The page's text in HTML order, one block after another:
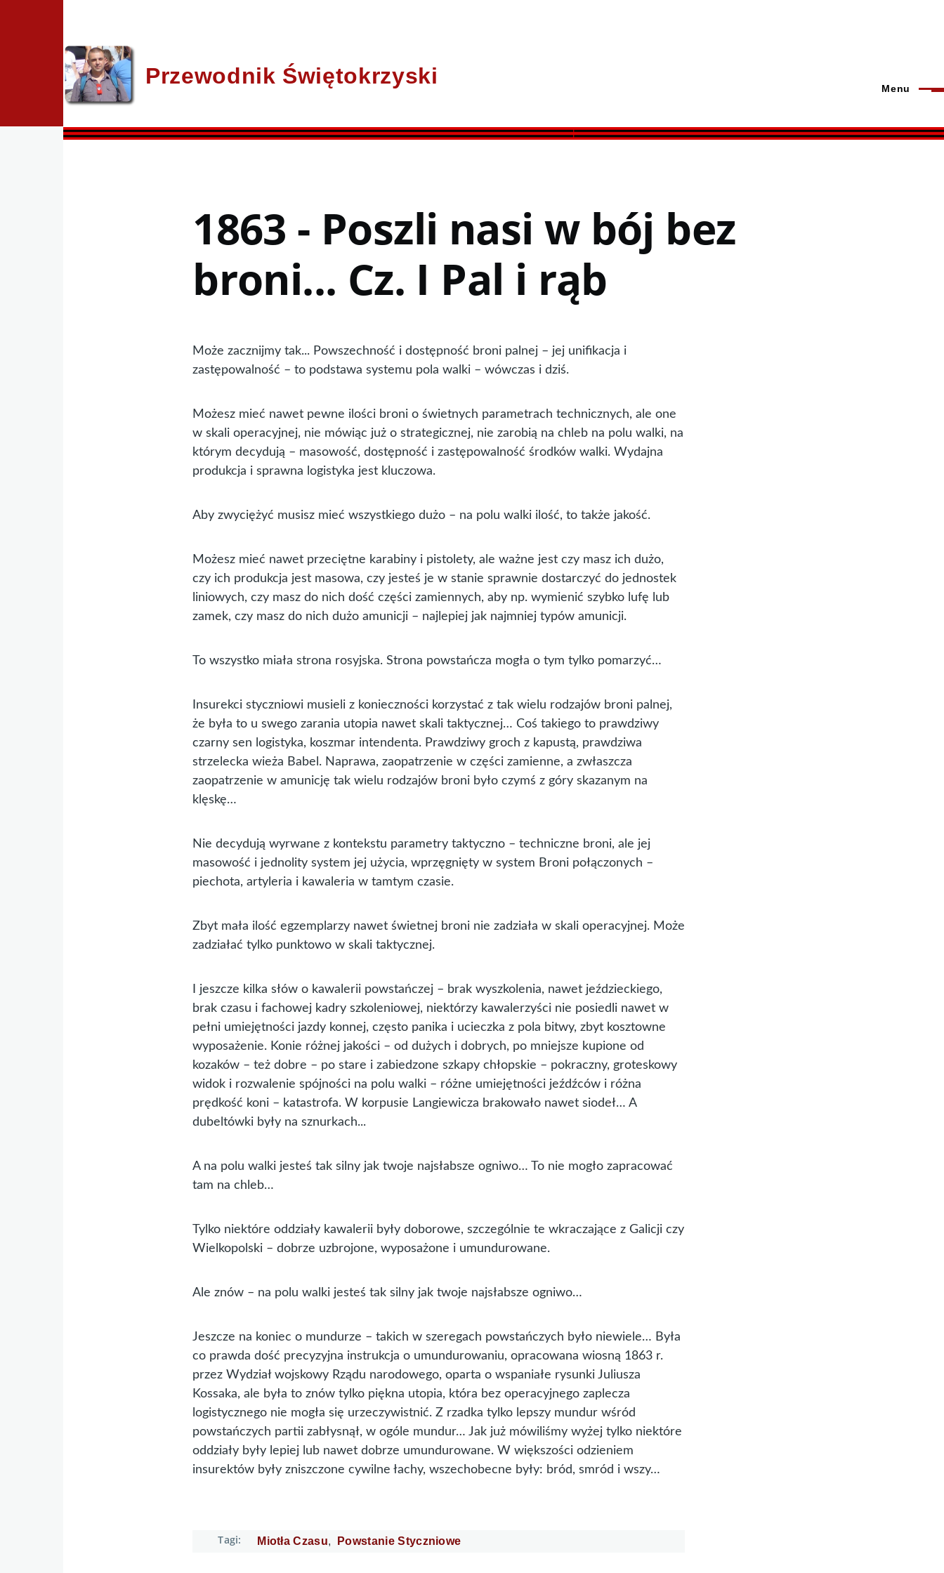
Przewodnik Świętokrzyski Menu
1863 - Poszli nasi w bój bez
broni... Cz. I Pal i rąb
Może zacznijmy tak... Powszechność i dostępność broni palnej – jej unifikacja i
zastępowalność – to podstawa systemu pola walki – wówczas i dziś.
Możesz mieć nawet pewne ilości broni o świetnych parametrach technicznych, ale one
w skali operacyjnej, nie mówiąc już o strategicznej, nie zarobią na chleb na polu walki, na
którym decydują – masowość, dostępność i zastępowalność środków walki. Wydajna
produkcja i sprawna logistyka jest kluczowa.
Aby zwyciężyć musisz mieć wszystkiego dużo – na polu walki ilość, to także jakość.
Możesz mieć nawet przeciętne karabiny i pistolety, ale ważne jest czy masz ich dużo,
czy ich produkcja jest masowa, czy jesteś je w stanie sprawnie dostarczyć do jednostek
liniowych, czy masz do nich dość części zamiennych, aby np. wymienić szybko lufę lub
zamek, czy masz do nich dużo amunicji – najlepiej jak najmniej typów amunicji.
To wszystko miała strona rosyjska. Strona powstańcza mogła o tym tylko pomarzyć…
Insurekci styczniowi musieli z konieczności korzystać z tak wielu rodzajów broni palnej,
że była to u swego zarania utopia nawet skali taktycznej… Coś takiego to prawdziwy
czarny sen logistyka, koszmar intendenta. Prawdziwy groch z kapustą, prawdziwa
strzelecka wieża Babel. Naprawa, zaopatrzenie w części zamienne, a zwłaszcza
zaopatrzenie w amunicję tak wielu rodzajów broni było czymś z góry skazanym na
klęskę…
Nie decydują wyrwane z kontekstu parametry taktyczno – techniczne broni, ale jej
masowość i jednolity system jej użycia, wprzęgnięty w system Broni połączonych –
piechota, artyleria i kawaleria w tamtym czasie.
Zbyt mała ilość egzemplarzy nawet świetnej broni nie zadziała w skali operacyjnej. Może
zadziałać tylko punktowo w skali taktycznej.
I jeszcze kilka słów o kawalerii powstańczej – brak wyszkolenia, nawet jeździeckiego,
brak czasu i fachowej kadry szkoleniowej, niektórzy kawalerzyści nie posiedli nawet w
pełni umiejętności jazdy konnej, często panika i ucieczka z pola bitwy, zbyt kosztowne
wyposażenie. Konie różnej jakości – od dużych i dobrych, po mniejsze kupione od
kozaków – też dobre – po stare i zabiedzone szkapy chłopskie – pokraczny, groteskowy
widok i rozwalenie spójności na polu walki – różne umiejętności jeźdźców i różna
prędkość koni – katastrofa. W korpusie Langiewicza brakowało nawet siodeł… A
dubeltówki były na sznurkach...
A na polu walki jesteś tak silny jak twoje najsłabsze ogniwo… To nie mogło zapracować
tam na chleb…
Tylko niektóre oddziały kawalerii były doborowe, szczególnie te wkraczające z Galicji czy
Wielkopolski – dobrze uzbrojone, wyposażone i umundurowane.
Ale znów – na polu walki jesteś tak silny jak twoje najsłabsze ogniwo…
Jeszcze na koniec o mundurze – takich w szeregach powstańczych było niewiele… Była
co prawda dość precyzyjna instrukcja o umundurowaniu, opracowana wiosną 1863 r.
przez Wydział wojskowy Rządu narodowego, oparta o wspaniałe rysunki Juliusza
Kossaka, ale była to znów tylko piękna utopia, która bez operacyjnego zaplecza
logistycznego nie mogła się urzeczywistnić. Z rzadka tylko lepszy mundur wśród
powstańczych partii zabłysnął, w ogóle mundur… Jak już mówiliśmy wyżej tylko niektóre
oddziały były lepiej lub nawet dobrze umundurowane. W większości odzieniem
insurektów były zniszczone cywilne łachy, wszechobecne były: bród, smród i wszy…
Tagi Miotła Czasu Powstanie Styczniowe